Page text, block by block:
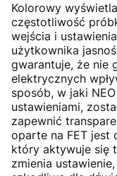
Kolorowy
częstotliwość
wejścia i
użytkownika
gwarantuje, że nie
elektrycznych
sposób, w jaki
ustawieniami,
zapewnić
oparte na FET jest
który aktywuje się
zmienia